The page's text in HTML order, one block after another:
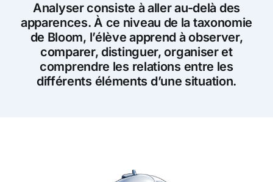
Analyser consiste à aller au-delà des
apparences. À ce niveau de la taxonomie
de Bloom, l’élève apprend à observer,
comparer, distinguer, organiser et
comprendre les relations entre les
différents éléments d’une situation.